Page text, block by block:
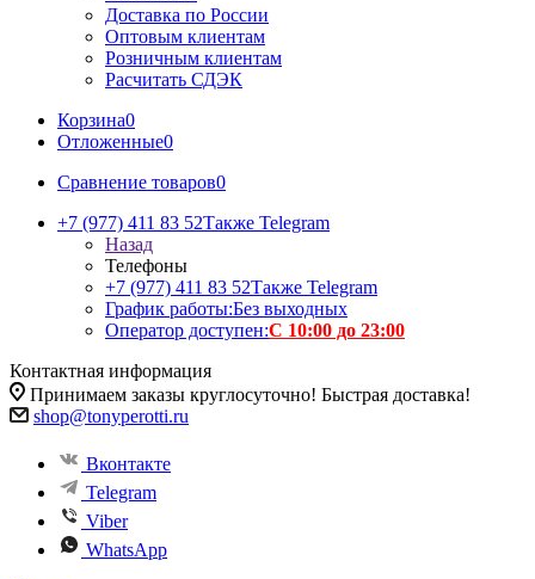
Доставка по России
Оптовым клиентам
Розничным клиентам
Расчитать СДЭК
Корзина0
Отложенные0
Сравнение товаров0
+7 (977) 411 83 52Также Telegram
Назад
Телефоны
+7 (977) 411 83 52Также Telegram
График работы:Без выходных
Оператор доступен:С 10:00 до 23:00
Контактная информация
Принимаем заказы круглосуточно! Быстрая доставка!
shop@tonyperotti.ru
Вконтакте
Telegram
Viber
WhatsApp